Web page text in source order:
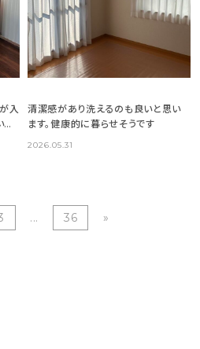
入
ま
清潔感があり洗えるのも良いと思い
ます。健康的に暮らせそうです
2026.05.31
... 36 »